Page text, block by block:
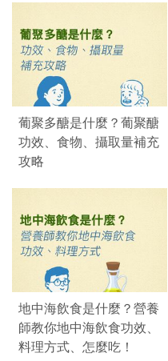
葡聚多醣是什麼？葡聚醣
功效、食物、攝取量補充
攻略
地中海飲食是什麼？營養
師教你地中海飲食功效、
料理方式、怎麼吃！